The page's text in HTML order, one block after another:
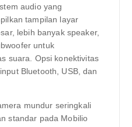
audio yang
tampilan layar
lebih banyak speaker,
untuk
suara. Opsi konektivitas
Bluetooth, USB, dan
mundur seringkali
standar pada Mobilio